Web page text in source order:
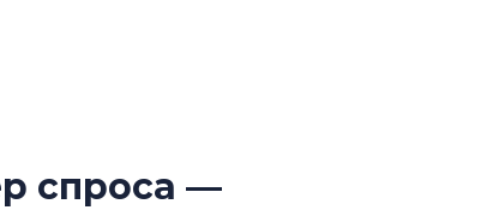
спроса —